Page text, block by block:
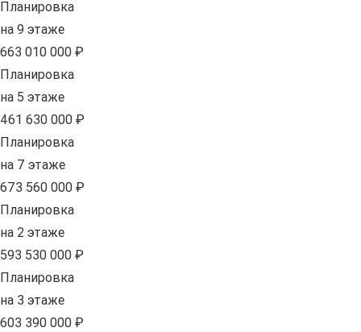
Планировка
на 9 этаже
663 010 000 ₽
Планировка
на 5 этаже
461 630 000 ₽
Планировка
на 7 этаже
673 560 000 ₽
Планировка
на 2 этаже
593 530 000 ₽
Планировка
на 3 этаже
603 390 000 ₽